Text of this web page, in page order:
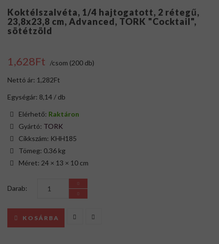
Koktélszalvéta, 1/4 hajtogatott, 2 rétegű,
23,8x23,8 cm, Advanced, TORK "Cocktail",
sötétzöld
1,628Ft /csom (200 db)
Nettó ár: 1,282Ft
Egységár: 8,14 / db
Elérhető: Raktáron
Gyártó: TORK
Cikkszám: KHH185
Tömeg: 0.36 kg
Méret: 24 × 13 × 10 cm
Darab:
KOSÁRBA